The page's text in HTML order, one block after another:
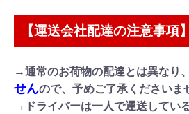
【運送会社配達の注意事項】
→通常のお荷物の配達とは異なり、
せんので、予めご了承くださいま
→ドライバーは一人で運送している